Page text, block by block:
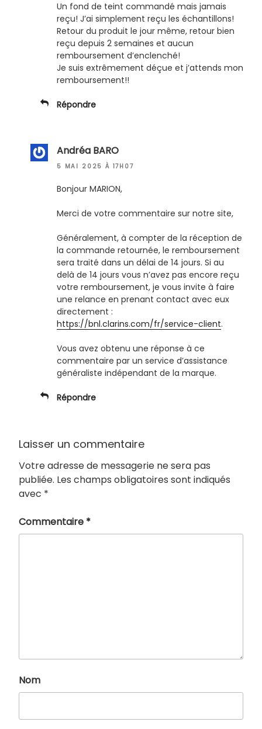
Un fond de teint commandé mais jamais
reçu! J’ai simplement reçu les échantillons!
Retour du produit le jour même, retour bien
reçu depuis 2 semaines et aucun
remboursement d’enclenché!
Je suis extrêmement déçue et j’attends mon
remboursement!!
Répondre
Andréa BARO
5 MAI 2025 À 17H07
Bonjour MARION,
Merci de votre commentaire sur notre site,
Généralement, à compter de la réception de
la commande retournée, le remboursement
sera traité dans un délai de 14 jours. Si au
delà de 14 jours vous n’avez pas encore reçu
votre remboursement, je vous invite à faire
une relance en prenant contact avec eux
directement :
https://bnl.clarins.com/fr/service-client.
Vous avez obtenu une réponse à ce
commentaire par un service d’assistance
généraliste indépendant de la marque.
Répondre
Laisser un commentaire
Votre adresse de messagerie ne sera pas
publiée. Les champs obligatoires sont indiqués
avec *
Commentaire *
Nom